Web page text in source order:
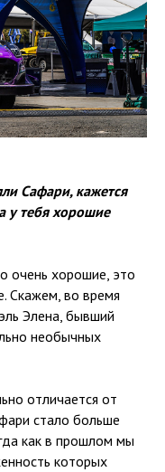
Сафари, кажется
у тебя хорошие
очень хорошие, это
Скажем, во время
Элена, бывший
необычных
отличается от
стало больше
как в прошлом мы
которых